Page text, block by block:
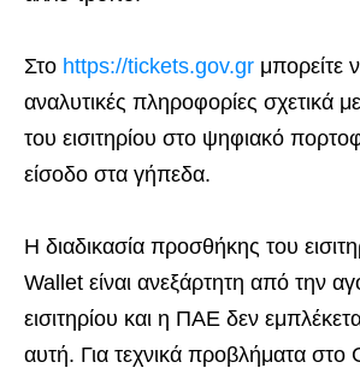
Στο https://tickets.gov.gr μπορείτε
αναλυτικές πληροφορίες σχετικά
του εισιτηρίου στο ψηφιακό
είσοδο στα γήπεδα.
Η διαδικασία προσθήκης του
Wallet είναι ανεξάρτητη από την
εισιτηρίου και η ΠΑΕ δεν
αυτή. Για τεχνικά προβλήματα